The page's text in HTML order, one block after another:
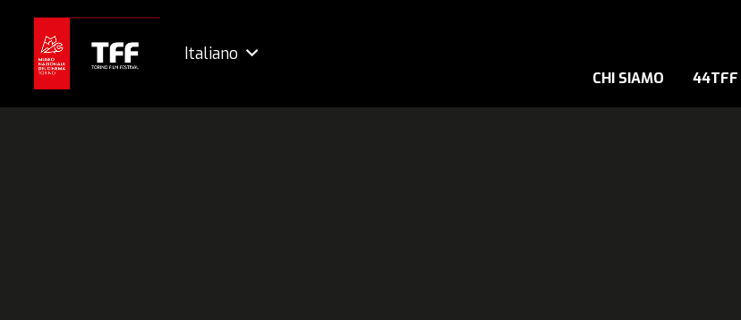
Italiano
CHI SIAMO 44TFF